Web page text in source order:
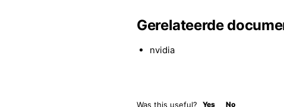
Gerelateerde
nvidia
Was this useful? Yes No